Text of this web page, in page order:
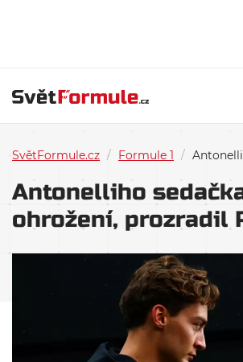
SvětFormule.cz / Formule 1 / Antonelliho
Antonelliho
ohrožení, prozradil